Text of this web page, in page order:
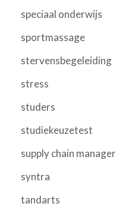
speciaal onderwijs
sportmassage
stervensbegeleiding
stress
studers
studiekeuzetest
supply chain manager
syntra
tandarts